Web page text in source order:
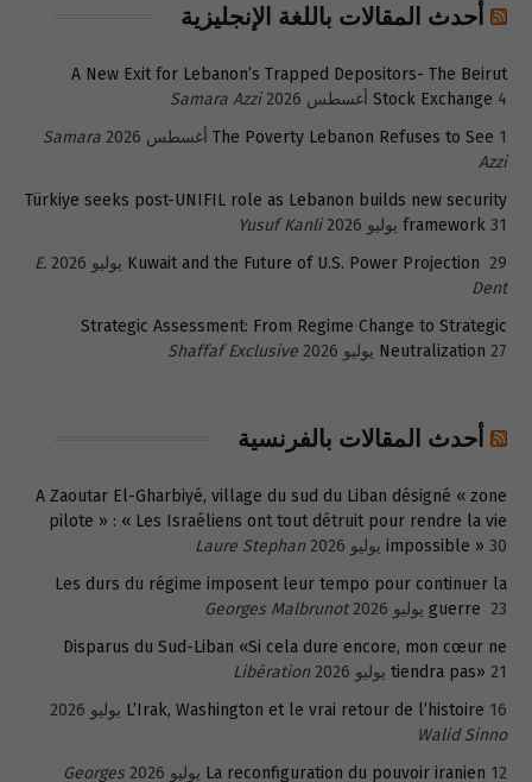
أحدث المقالات باللغة الإنجليزية
A New Exit for Lebanon’s Trapped Depositors- The Beirut
Stock Exchange 4 أغسطس 2026
Samara Azzi
The Poverty Lebanon Refuses to See 1 أغسطس 2026
Samara
Azzi
Türkiye seeks post-UNIFIL role as Lebanon builds new security
framework 31 يوليو 2026
Yusuf Kanli
Kuwait and the Future of U.S. Power Projection 29 يوليو 2026
E.
Dent
Strategic Assessment: From Regime Change to Strategic
Neutralization 27 يوليو 2026 Shaffaf Exclusive
أحدث المقالات بالفرنسية
A Zaoutar El-Gharbiyé, village du sud du Liban désigné « zone
pilote » : « Les Israéliens ont tout détruit pour rendre la vie
impossible » 30 يوليو 2026
Laure Stephan
Les durs du régime imposent leur tempo pour continuer la
guerre 23 يوليو 2026
Georges Malbrunot
Disparus du Sud-Liban «Si cela dure encore, mon cœur ne
tiendra pas» 21 يوليو 2026
Libération
L’Irak, Washington et le vrai retour de l’histoire 16 يوليو 2026
Walid Sinno
La reconfiguration du pouvoir iranien 12 يوليو 2026
Georges